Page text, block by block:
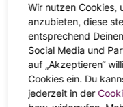
um. Denn einfach
bereichernder sein
Alle anderen
Das kann ich schon
Wir nutzen Cookies,
anzubieten, diese
entsprechend
Social Media und
auf „Akzeptieren“
Cookies ein. Du
jederzeit in der